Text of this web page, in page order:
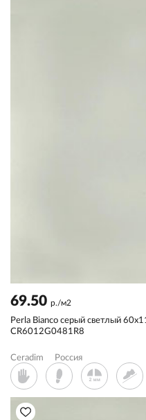
69.50 р./м2
Perla Bianco серый светлый
CR6012G0481R8
Ceradim Россия